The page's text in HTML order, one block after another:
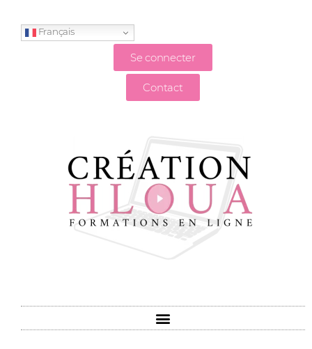
Français
Se connecter
Contact